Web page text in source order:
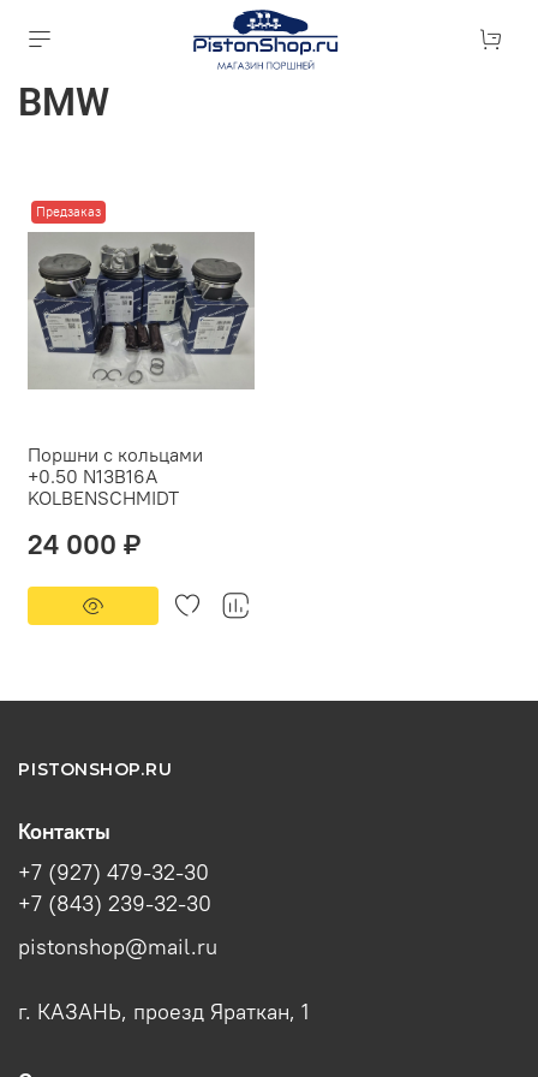
BMW
Предзаказ
Поршни с кольцами
+0.50 N13B16A
KOLBENSCHMIDT
24 000 ₽
PISTONSHOP.RU
Контакты
+7 (927) 479-32-30
+7 (843) 239-32-30
pistonshop@mail.ru
г. КАЗАНЬ, проезд Яраткан, 1